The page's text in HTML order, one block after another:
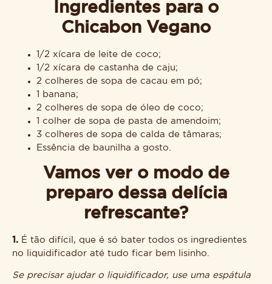
Ingredientes para o
Chicabon Vegano
1/2 xícara de leite de coco;
1/2 xícara de castanha de caju;
2 colheres de sopa de cacau em pó;
1 banana;
2 colheres de sopa de óleo de coco;
1 colher de sopa de pasta de amendoim;
3 colheres de sopa de calda de tâmaras;
Essência de baunilha a gosto.
Vamos ver o modo de
preparo dessa delícia
refrescante?
1. É tão difícil, que é só bater todos os ingredientes
no liquidificador até tudo ficar bem lisinho.
Se precisar ajudar o liquidificador, use uma espátula